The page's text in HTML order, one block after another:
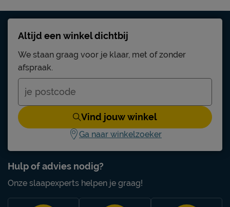
Hulp of advies nodig?
Onze slaapexperts helpen je graag!
Altijd een winkel dichtbij
We staan graag voor je klaar, met of zonder
afspraak.
Vind jouw winkel
Ga naar winkelzoeker